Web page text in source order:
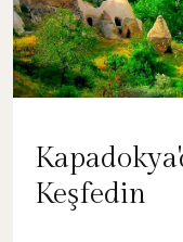
Keşfedin